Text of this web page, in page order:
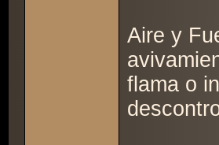
Aire y
flama o